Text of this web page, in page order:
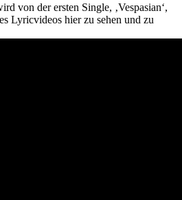
von der ersten Single, ‚Vespasian‘,
Lyricvideos hier zu sehen und zu